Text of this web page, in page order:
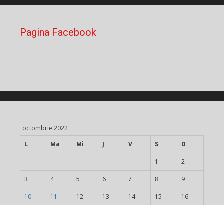
Pagina Facebook
octombrie 2022
L
Ma Mi J V S D
1 2
3 4 5 6 7 8 9
10 11 12 13 14 15 16